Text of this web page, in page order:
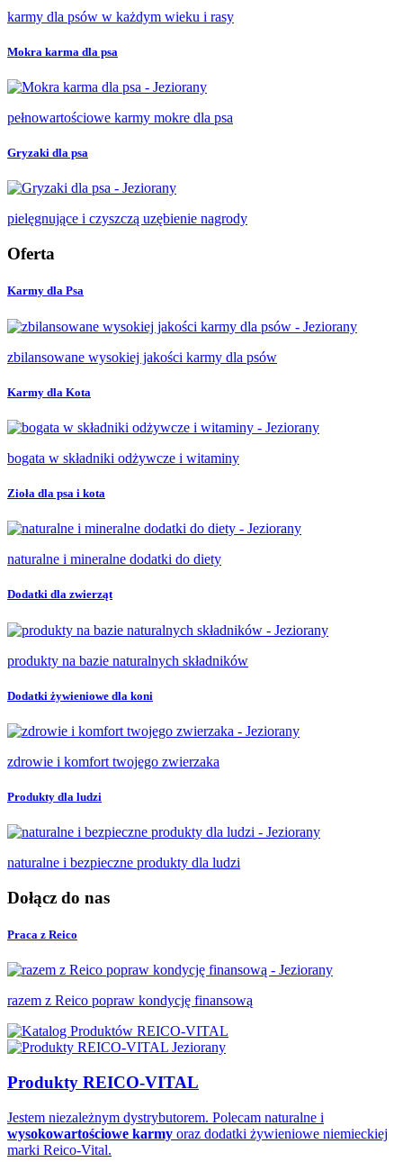
karmy dla psów w każdym wieku i rasy
Mokra karma dla psa
pełnowartościowe karmy mokre dla psa
Gryzaki dla psa
pielęgnujące i czyszczą uzębienie nagrody
Oferta
Karmy dla Psa
zbilansowane wysokiej jakości karmy dla psów
Karmy dla Kota
bogata w składniki odżywcze i witaminy
Zioła dla psa i kota
naturalne i mineralne dodatki do diety
Dodatki dla zwierząt
produkty na bazie naturalnych składników
Dodatki żywieniowe dla koni
zdrowie i komfort twojego zwierzaka
Produkty dla ludzi
naturalne i bezpieczne produkty dla ludzi
Dołącz do nas
Praca z Reico
razem z Reico popraw kondycję finansową
Produkty REICO-VITAL
Jestem niezależnym dystrybutorem. Polecam naturalne i
wysokowartościowe karmy oraz dodatki żywieniowe niemieckiej
marki Reico-Vital.